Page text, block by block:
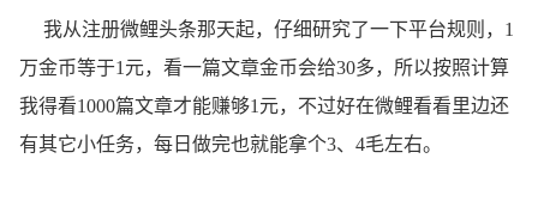
我从注册微鲤头条那天起，仔细研究了一下平台规则，1
万金币等于1元，看一篇文章金币会给30多，所以按照计算
我得看1000篇文章才能赚够1元，不过好在微鲤看看里边还
有其它小任务，每日做完也就能拿个3、4毛左右。